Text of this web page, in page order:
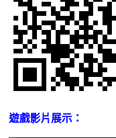
遊戲影片展示：